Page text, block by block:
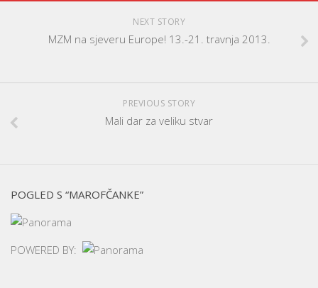
NEXT STORY
MZM na sjeveru Europe! 13.-21. travnja 2013.
PREVIOUS STORY
Mali dar za veliku stvar
POGLED S “MAROFČANKE”
POWERED BY: